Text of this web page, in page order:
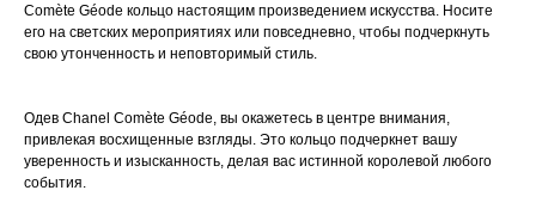
Comète Géode кольцо настоящим произведением искусства. Носите
его на светских мероприятиях или повседневно, чтобы подчеркнуть
свою утонченность и неповторимый стиль.
Одев Chanel Comète Géode, вы окажетесь в центре внимания,
привлекая восхищенные взгляды. Это кольцо подчеркнет вашу
уверенность и изысканность, делая вас истинной королевой любого
события.